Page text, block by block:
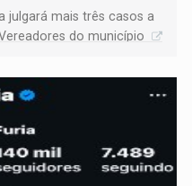
julgará mais três casos a
do município